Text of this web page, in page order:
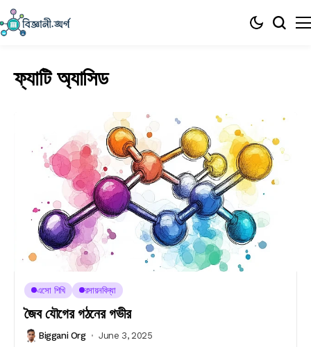
ফ্যাটি অ্যাসিড
এসো শিখি রসায়নবিদ্যা
জৈব যৌগের গঠনের গভীর
Biggani Org June 3, 2025